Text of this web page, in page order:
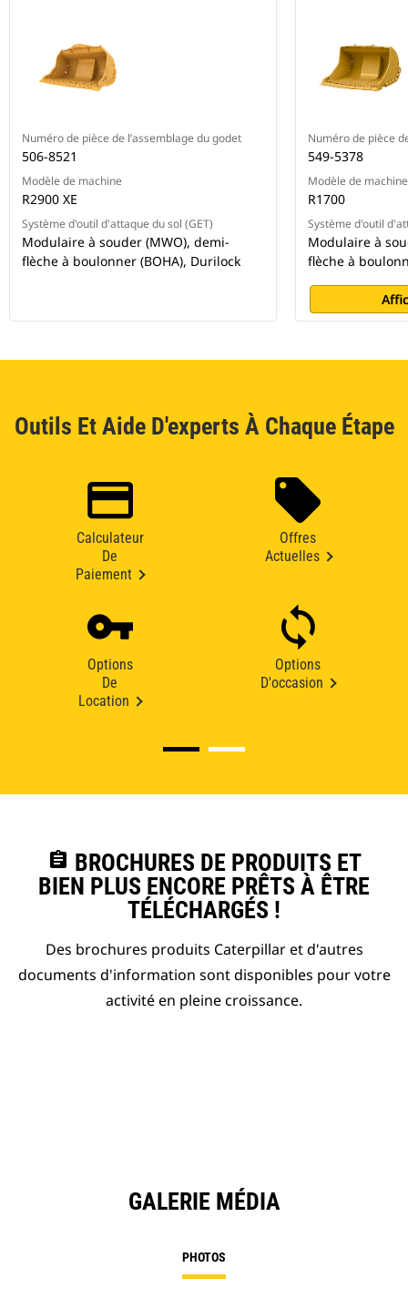
Numéro de pièce de l’assemblage du godet
506-8521
Modèle de machine
R2900 XE
Système d'outil d'attaque du sol (GET)
Modulaire à souder (MWO), demi-
flèche à boulonner (BOHA), Durilock
Numéro de pièce
549-5378
Modèle de machine
R1700
Système d'outil
Modulaire à
flèche à
Outils Et Aide D'experts À Chaque Étape
Calculateur
De
Paiement
Offres
Actuelles
Options
De
Location
Options
D'occasion
assignment BROCHURES DE PRODUITS ET
BIEN PLUS ENCORE PRÊTS À ÊTRE
TÉLÉCHARGÉS !
Des brochures produits Caterpillar et d'autres
documents d'information sont disponibles pour votre
activité en pleine croissance.
GALERIE MÉDIA
PHOTOS